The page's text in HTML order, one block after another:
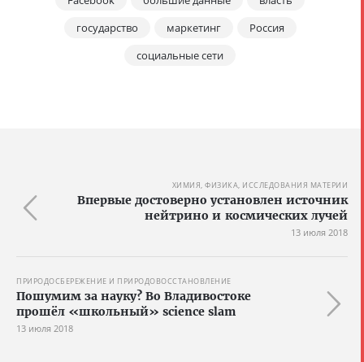
государство
маркетинг
Россия
социальные сети
ХИМИЯ, ФИЗИКА, ИССЛЕДОВАНИЯ МАТЕРИИ
Впервые достоверно установлен источник
нейтрино и космических лучей
13 июля 2018
ПРИРОДОСБЕРЕЖЕНИЕ И ПРИРОДОВОССТАНОВЛЕНИЕ
Пошумим за науку? Во Владивостоке
прошёл «школьный» science slam
13 июля 2018